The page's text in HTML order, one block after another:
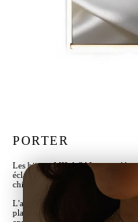
PORTER
Les bijoux MILA SAI sont créés
éclat, évitez le contact direct avec
chimiques agressifs.
L'argent peut être ravivé
plaquées or répondent mieux à